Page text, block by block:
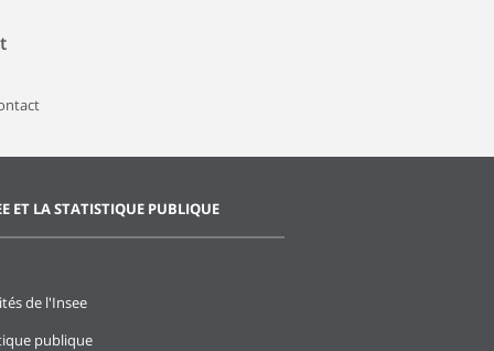
ET LA STATISTIQUE PUBLIQUE
de l'Insee
publique